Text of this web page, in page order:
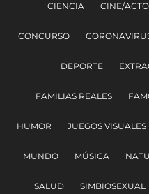
CIENCIA CINE/
CONCURSO
DEPORTE
FAMILIAS REALES
HUMOR JUEGOS VISUALES
MUNDO MÚSICA
SALUD SIMBIOSEXUAL